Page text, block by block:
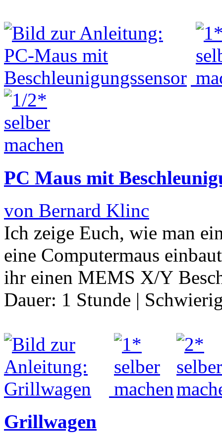
PC Maus mit
von Bernard Klinc
Ich zeige Euch, wie man
eine Computermaus
ihr einen MEMS X/Y
Dauer: 1 Stunde |
Grillwagen